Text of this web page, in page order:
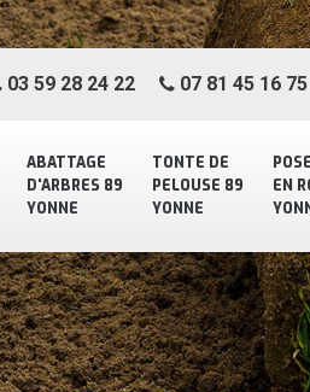
ABATTAGE
D'ARBRES 89
YONNE
TONTE DE
PELOUSE 89
YONNE
EN
03 59 28 24 22 07 81 45 16 75